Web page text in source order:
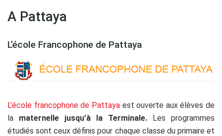
A Pattaya
L’école Francophone de Pattaya
L’école francophone de Pattayaest ouverte aux élèves de
la maternelle jusqu’à la Terminale. Les programmes
étudiés sont ceux définis pour chaque classe du primaire et